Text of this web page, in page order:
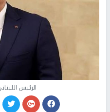
الرئيس